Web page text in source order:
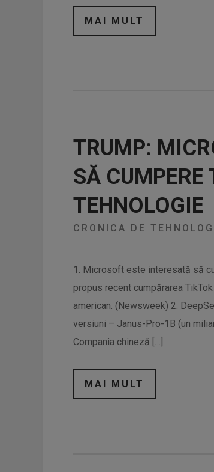
MAI MULT
TRUMP:
SĂ
TEHNOLOGIE
CRONICA DE
1. Microsoft este interesată să
propus recent cumpărarea
american. (Newsweek) 2.
versiuni – Janus-Pro-1B (un
Compania chineză […]
MAI MULT